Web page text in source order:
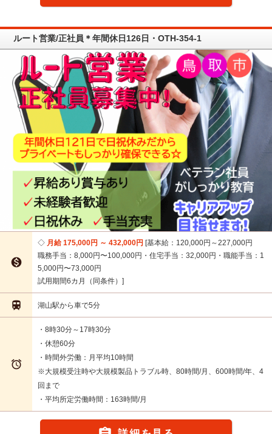
ルート営業/正社員＊年間休日126日・OTH-354-1

月給 175,000円 ～ 432,000円 基本給：120,000円～227,000円
職務手当：8,000円〜100,000円・住宅手当：32,000円・職能手当：1
5,000円〜73,000円
試用期間6カ月（同条件）
 湖山駅から車で5分

・8時30分～17時30分
・休憩60分
・時間外労働：月平均10時間
※大規模受注時や大規模製品トラブル時、80時間/月、600時間/年、4
回まで
・平均所定労働時間：163時間/月